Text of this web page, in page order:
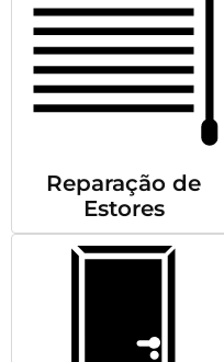
Reparação de
Estores